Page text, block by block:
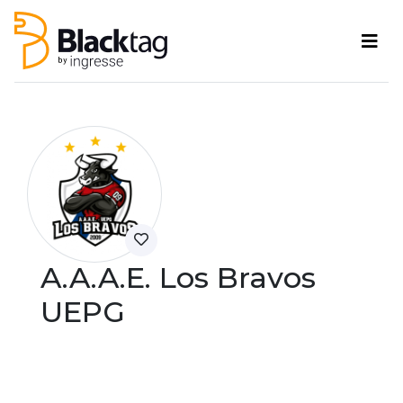
A.A.A.E. Los Bravos
UEPG